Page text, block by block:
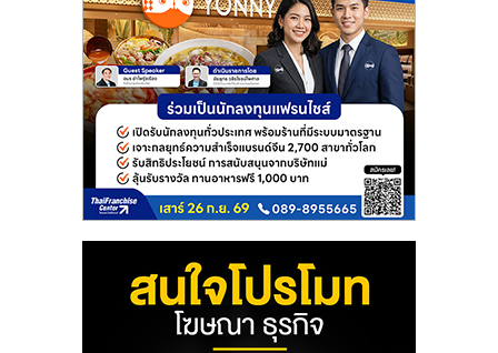
ไชส์
ขาย
หน้า
บ้าน
ลงทุน